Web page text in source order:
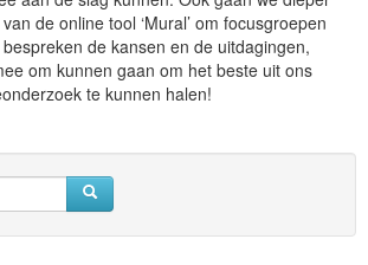
de online tool ‘Mural’ om focusgroepen
de kansen en de uitdagingen,
om kunnen gaan om het beste uit ons
te kunnen halen!